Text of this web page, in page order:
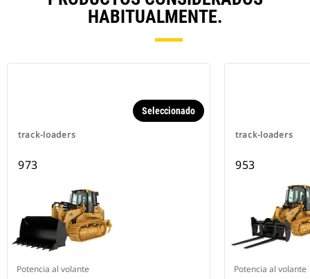
HABITUALMENTE.
track-loaders
Seleccionado
973
Potencia al volante
track-loaders
953
Potencia al volante